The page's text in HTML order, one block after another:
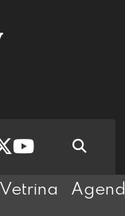
Vetrina